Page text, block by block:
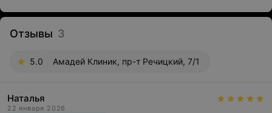
Отзывы 3
5.0 Амадей Клиник, пр-т Речицкий, 7/1
Наталья
22 января 2026